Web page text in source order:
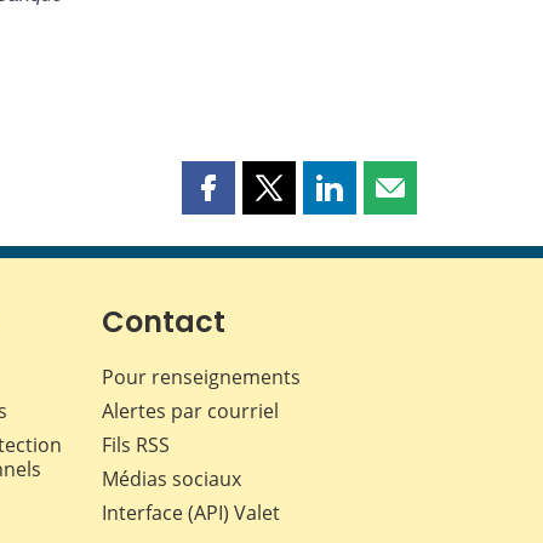
Partager
page
Facebook
Partager
page
Partager
page
Partager
page
Contact
Pour renseignements
Alertes par courriel
Fils RSS
Médias sociaux
Interface (API) Valet